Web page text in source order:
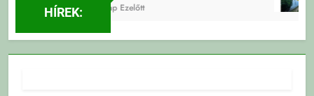
HÍREK:
4 Nap Ezelőtt